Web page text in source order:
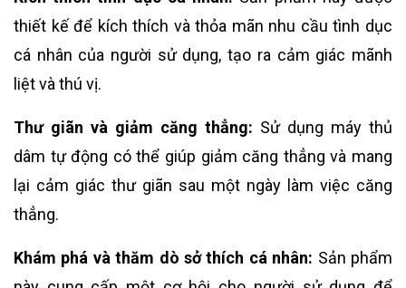
thiết kế để kích thích và thỏa mãn nhu cầu tình dục
cá nhân của người sử dụng, tạo ra cảm giác mãnh
liệt và thú vị.
Thư giãn và giảm căng thẳng: Sử dụng máy thủ
dâm tự động có thể giúp giảm căng thẳng và mang
lại cảm giác thư giãn sau một ngày làm việc căng
thẳng.
Khám phá và thăm dò sở thích cá nhân: Sản phẩm